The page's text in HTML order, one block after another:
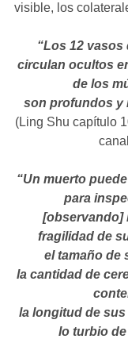
visible, los
“Los 12 vasos
circulan ocultos
de los
son profundos y
(Ling Shu capítulo
“Un muerto
para
[observando]
fragilidad de
el tamaño de
la cantidad de
la longitud de
lo turbio